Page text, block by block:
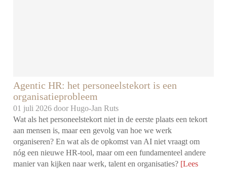
Agentic HR: het personeelstekort is een
organisatieprobleem
01 juli 2026 doorHugo-Jan Ruts
Wat als het personeelstekort niet in de eerste plaats een tekort
aan mensen is, maar een gevolg van hoe we werk
organiseren? En wat als de opkomst van AI niet vraagt om
nóg een nieuwe HR-tool, maar om een fundamenteel andere
manier van kijken naar werk, talent en organisaties? [Lees